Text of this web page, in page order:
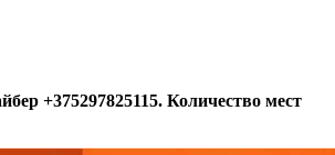
+375297825115. Количество мест